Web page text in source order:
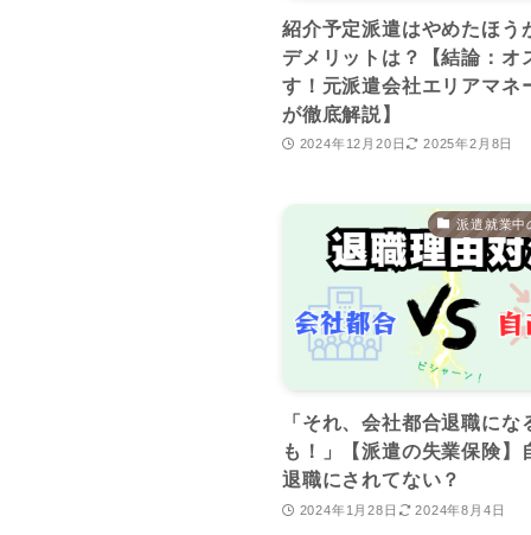
紹介予定派遣はやめたほう
デメリットは？【結論：オ
す！元派遣会社エリアマネ
が徹底解説】
2024年12月20日 2025年2月8日
派遣就業中
「それ、会社都合退職にな
も！」【派遣の失業保険】
退職にされてない？
2024年1月28日 2024年8月4日